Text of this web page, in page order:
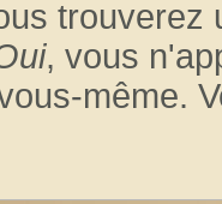
trouverez
, vous
même.